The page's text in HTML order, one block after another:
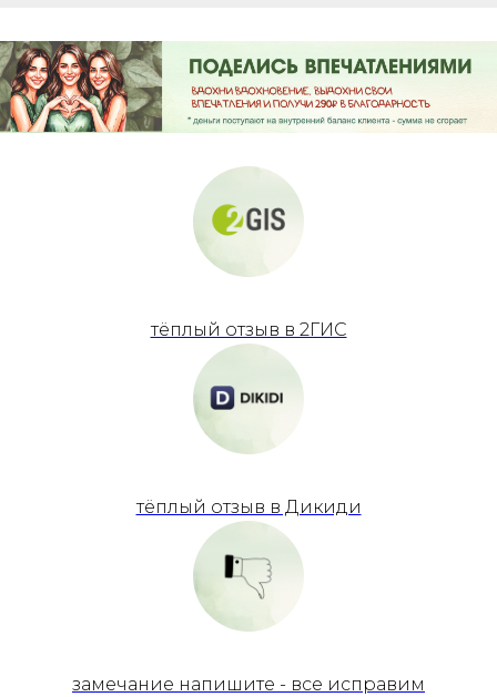
тёплый отзыв в 2ГИС
тёплый отзыв в Дикиди
замечание напишите - все исправим